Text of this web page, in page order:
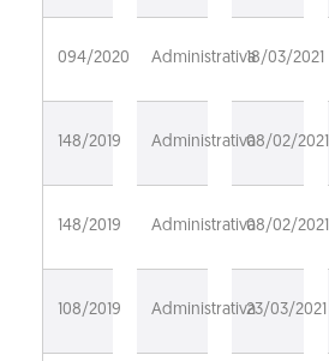
094/2020 Administrativa18/03/2021
148/2019 Administrativa08/02/2021
148/2019 Administrativa08/02/2021
108/2019 Administrativa23/03/2021